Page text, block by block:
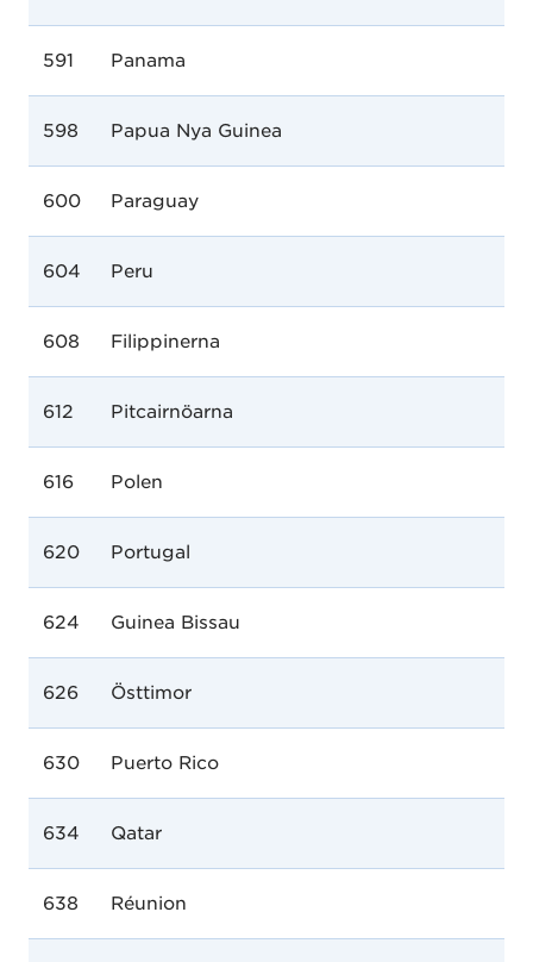
591 Panama
598 Papua Nya Guinea
600 Paraguay
604 Peru
608 Filippinerna
612 Pitcairnöarna
616 Polen
620 Portugal
624 Guinea Bissau
626 Östtimor
630 Puerto Rico
634 Qatar
638 Réunion